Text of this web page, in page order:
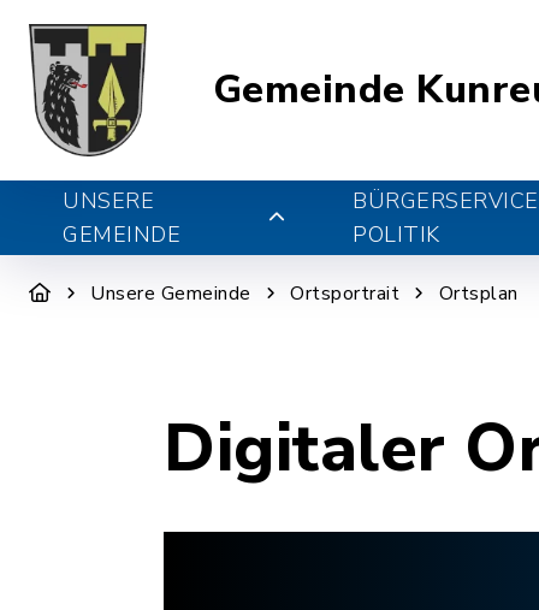
Gemeinde
UNSERE
GEMEINDE
POLITIK
Unsere Gemeinde Ortsportrait Ortsplan
Digitaler